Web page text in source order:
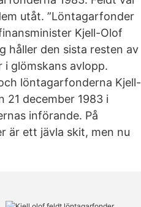
utåt. ”Löntagarfonder
Kjell-Olof
håller den sista resten av
glömskans avlopp.
löntagarfonderna Kjell-
21 december 1983 i
införande. På
är ett jävla skit, men nu